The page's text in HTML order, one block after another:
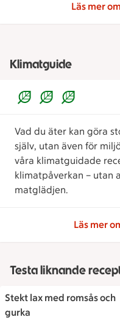
Läs mer
Klimatguide
Vad du äter kan göra
själv, utan även för
våra klimatguidade
klimatpåverkan – utan
matglädjen.
Läs mer
Testa liknande
Stekt lax med romsås och
gurka